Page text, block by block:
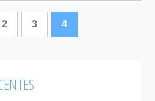
Subconscious
Cruelty
2 3 4